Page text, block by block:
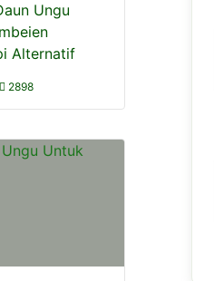
Ungu
Alternatif
2898